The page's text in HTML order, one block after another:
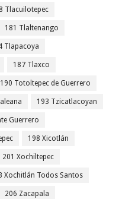
Tlacuilotepec
181 Tlaltenango
Tlapacoya
187 Tlaxco
190 Totoltepec de Guerrero
193 Tzicatlacoyan
Guerrero
198 Xicotlán
201 Xochiltepec
Xochitlán Todos Santos
206 Zacapala